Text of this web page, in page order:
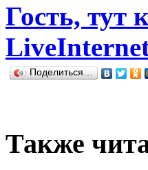
Гость, тут
Поделиться…
Также